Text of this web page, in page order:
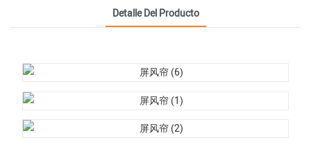
Detalle Del Producto